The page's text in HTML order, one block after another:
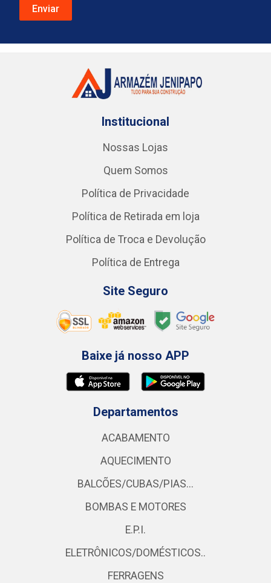
Institucional
Nossas Lojas
Quem Somos
Política de Privacidade
Política de Retirada em loja
Política de Troca e Devolução
Política de Entrega
Site Seguro
Baixe já nosso APP
Departamentos
ACABAMENTO
AQUECIMENTO
BALCÕES/CUBAS/PIAS...
BOMBAS E MOTORES
E.P.I.
ELETRÔNICOS/DOMÉSTICOS..
FERRAGENS